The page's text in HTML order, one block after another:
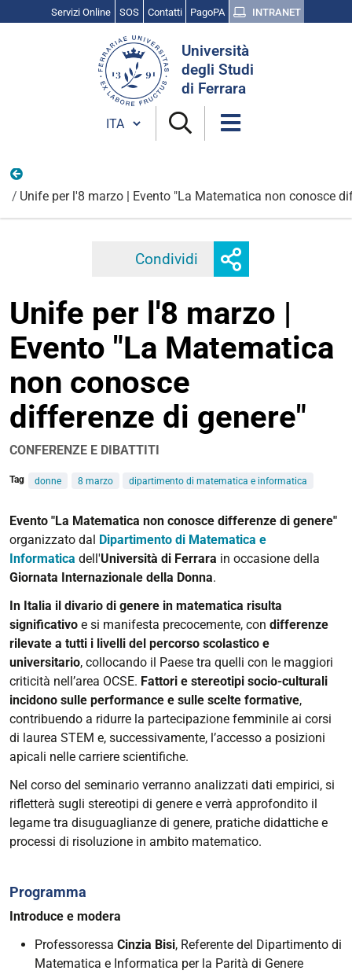
Servizi Online SOS Contatti PagoPA INTRANET
Università
degli Studi
di Ferrara
Cambia lingua
Unife per l'8 marzo | Evento "La Matematica non conosce
Condividi Facebook
opzioni
di
condivisione
Unife per l'8 marzo |
Evento "La Matematica
non conosce
differenze di genere"
CONFERENZE E DIBATTITI
Tag donne 8 marzo dipartimento di matematica e informatica
https://www.unife.it/it/eventi/2026/marzo/matematica-
non-
conosce-
differenze-
Unife
per
l'8
marzo
|
Evento
"La
Matematica
conosce
differenze
di
genere"
03-
03-
09T19:30:00+01:00
Evento "La Matematica non conosce differenze di genere"
organizzato dal Dipartimento di Matematica e
Informatica dell'Università di Ferrara in occasione della
Giornata Internazionale della Donna.
In Italia il divario di genere in matematica risulta
significativo e si manifesta precocemente, con differenze
rilevate a tutti i livelli del percorso scolastico e
universitario, collocando il Paese tra quelli con le maggiori
criticità nell’area OCSE. Fattori e stereotipi socio-culturali
incidono sulle performance e sulle scelte formative,
contribuendo a ridurre la partecipazione femminile ai corsi
di laurea STEM e, successivamente, l’accesso a posizioni
apicali nelle carriere scientifiche.
Nel corso del seminario verranno analizzati dati empirici, si
rifletterà sugli stereotipi di genere e verrà approfondito il
legame tra disuguaglianze di genere, pratiche didattiche e
processi di risoluzione in ambito matematico.
Programma
Introduce e modera
Professoressa Cinzia Bisi, Referente del Dipartimento di
Matematica e Informatica per la Parità di Genere